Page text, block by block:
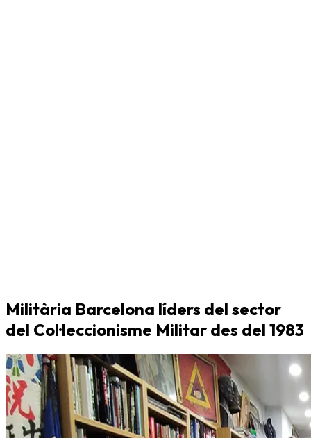
Militària Barcelona líders del sector
del Col·leccionisme Militar des del 1983